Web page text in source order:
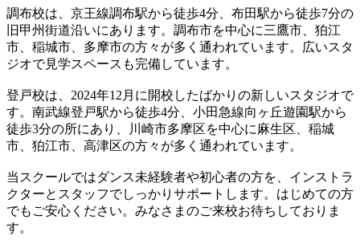
調布校は、京王線調布駅から徒歩4分、布田駅から徒歩7分の
旧甲州街道沿いにあります。調布市を中心に三鷹市、狛江
市、稲城市、多摩市の方々が多く通われています。広いスタ
ジオで見学スペースも完備しています。
登戸校は、2024年12月に開校したばかりの新しいスタジオで
す。南武線登戸駅から徒歩4分、小田急線向ヶ丘遊園駅から
徒歩3分の所にあり、川崎市多摩区を中心に麻生区、稲城
市、狛江市、高津区の方々が多く通われています。
当スクールではダンス未経験者や初心者の方を、インストラ
クターとスタッフでしっかりサポートします。はじめての方
でもご安心ください。みなさまのご来校お待ちしておりま
す。